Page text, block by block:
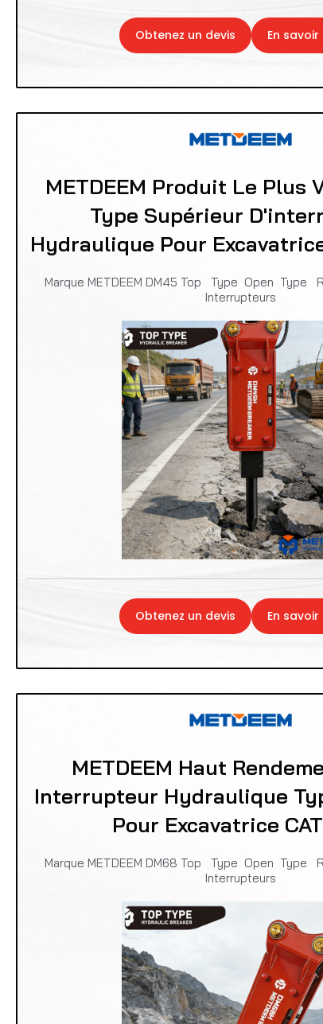
Obtenez un devis En savoir
METDEEM Produit Le Plus
Type Supérieur
Hydraulique Pour
Marque METDEEM DM45 Top Type Open Type
Interrupteurs
Obtenez un devis En savoir
METDEEM Haut
Interrupteur Hydraulique
Pour Excavatrice
Marque METDEEM DM68 Top Type Open Type
Interrupteurs